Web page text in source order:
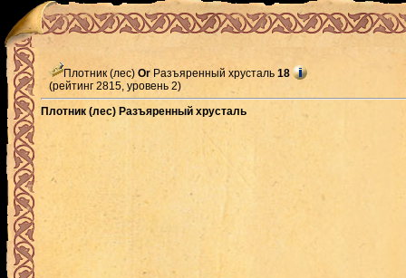
Плотник (лес) Or Разъяренный хрусталь 18
(рейтинг 2815, уровень 2)
Плотник (лес) Разъяренный хрусталь